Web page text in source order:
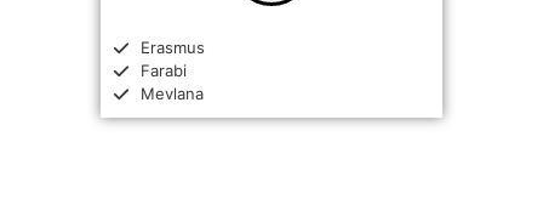
Erasmus
Farabi
Mevlana